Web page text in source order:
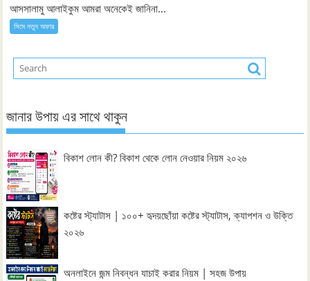
আসসালামু আলাইকুম আমরা অনেকেই জানিনা...
সিমে নতুন ‍অফার
জানার উপায় এর সাথে থাকুন
বিকাশ লোন কী? বিকাশ থেকে লোন নেওয়ার নিয়ম ২০২৬
কষ্টের স্ট্যাটাস | ১০০+ হৃদয়ছোঁয়া কষ্টের স্ট্যাটাস, ক্যাপশন ও উক্তি
২০২৬
অনলাইনে জন্ম নিবন্ধন যাচাই করার নিয়ম | সহজ উপায়